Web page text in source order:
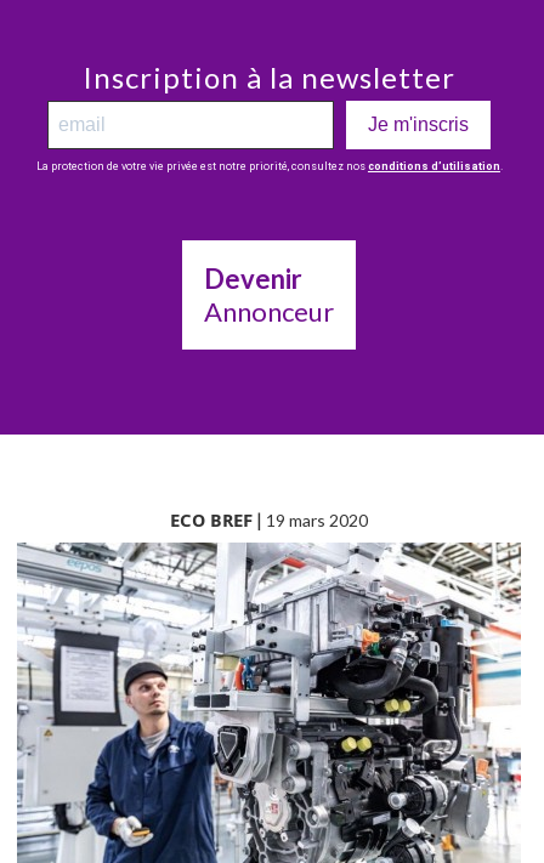
Inscription à la newsletter
Je m'inscris
La protection de votre vie privée est notre priorité, consultez nos conditions d’utilisation
Devenir
Annonceur
ECO BREF | 19 mars 2020